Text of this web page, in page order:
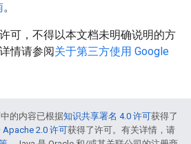
。
可，不得以本文档未明确说明的方
情请参阅关于第三方使用 Google
的内容已根据知识共享署名 4.0 许可获得了
Apache 2.0 许可获得了许可。有关详情，请